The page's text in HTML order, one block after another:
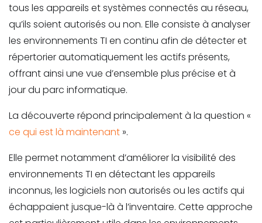
tous les appareils et systèmes connectés au réseau,
qu’ils soient autorisés ou non. Elle consiste à analyser
les environnements TI en continu afin de détecter et
répertorier automatiquement les actifs présents,
offrant ainsi une vue d’ensemble plus précise et à
jour du parc informatique.
La découverte répond principalement à la question «
ce qui est là maintenant ».
Elle permet notamment d’améliorer la visibilité des
environnements TI en détectant les appareils
inconnus, les logiciels non autorisés ou les actifs qui
échappaient jusque-là à l’inventaire. Cette approche